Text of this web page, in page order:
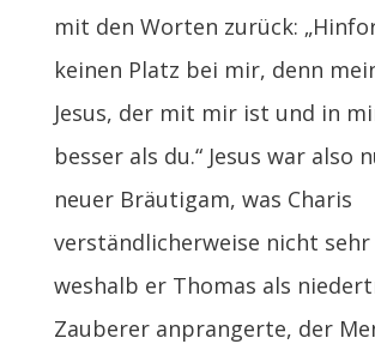
mit den Worten zurück:
keinen Platz bei mir, denn
Jesus, der mit mir ist und in
besser als du.“ Jesus war also
neuer Bräutigam, was Charis
verständlicherweise nicht
weshalb er Thomas als
Zauberer anprangerte, der